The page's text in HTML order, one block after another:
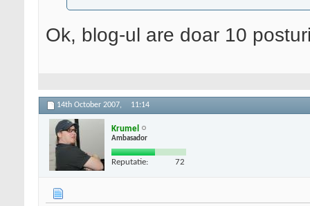
Ok, blog-ul are doar 10
14th October 2007, 11:14
Krumel
Ambasador
Reputatie: 72